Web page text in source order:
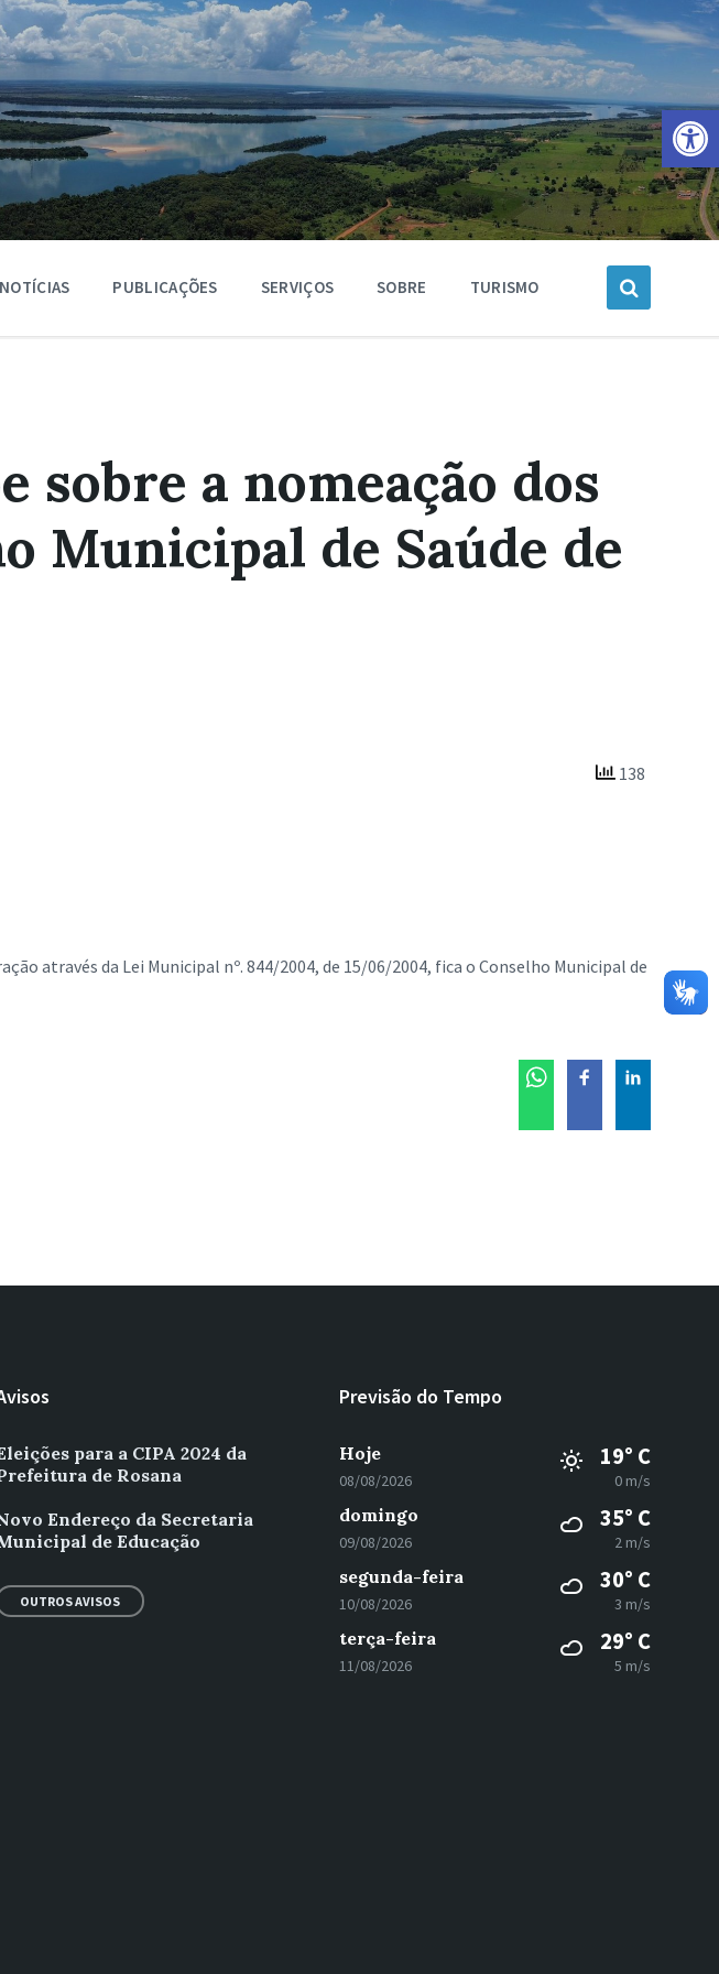
Barra de Ferramentas Aberta
NOTÍCIAS PUBLICAÇÕES SERVIÇOS SOBRE TURISMO
sobre a nomeação dos
Municipal de Saúde de
138
através da Lei Municipal nº. 844/2004, de 15/06/2004, fica o Conselho Municipal de
para a CIPA 2024 da
de Rosana
Endereço da Secretaria
de Educação
OUTROS AVISOS
Previsão do Tempo
Hoje
08/08/2026
19° C
0 m/s
domingo
09/08/2026
35° C
2 m/s
segunda-feira
10/08/2026
30° C
3 m/s
terça-feira
11/08/2026
29° C
5 m/s